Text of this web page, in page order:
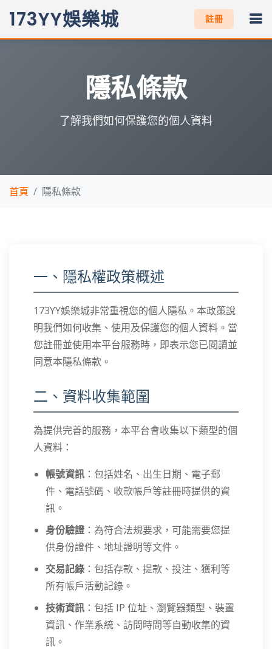
173YY娛樂城 註冊
隱私條款
了解我們如何保護您的個人資料
首頁 隱私條款
一、隱私權政策概述
173YY娛樂城非常重視您的個人隱私。本政策說
明我們如何收集、使用及保護您的個人資料。當
您註冊並使用本平台服務時，即表示您已閱讀並
同意本隱私條款。
二、資料收集範圍
為提供完善的服務，本平台會收集以下類型的個
人資料：
帳號資訊 ：包括姓名、出生日期、電子郵
件、電話號碼、收款帳戶等註冊時提供的資
訊。
身份驗證 ：為符合法規要求，可能需要您提
供身份證件、地址證明等文件。
交易記錄 ：包括存款、提款、投注、獲利等
所有帳戶活動記錄。
技術資訊 ：包括 IP 位址、瀏覽器類型、裝置
資訊、作業系統、訪問時間等自動收集的資
訊。